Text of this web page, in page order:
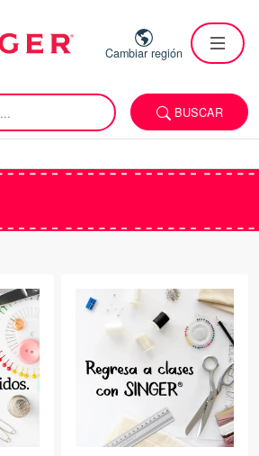
Cambiar región
BUSCAR